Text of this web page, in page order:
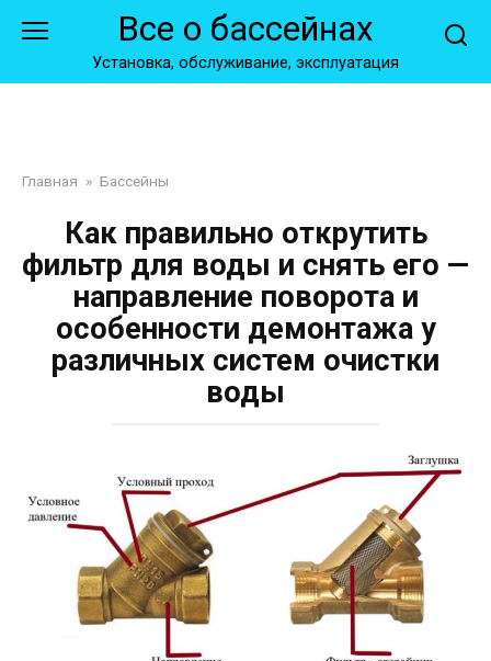
Все о бассейнах
Установка, обслуживание, эксплуатация
Главная » Бассейны
Как правильно открутить
фильтр для воды и снять его —
направление поворота и
особенности демонтажа у
различных систем очистки
воды